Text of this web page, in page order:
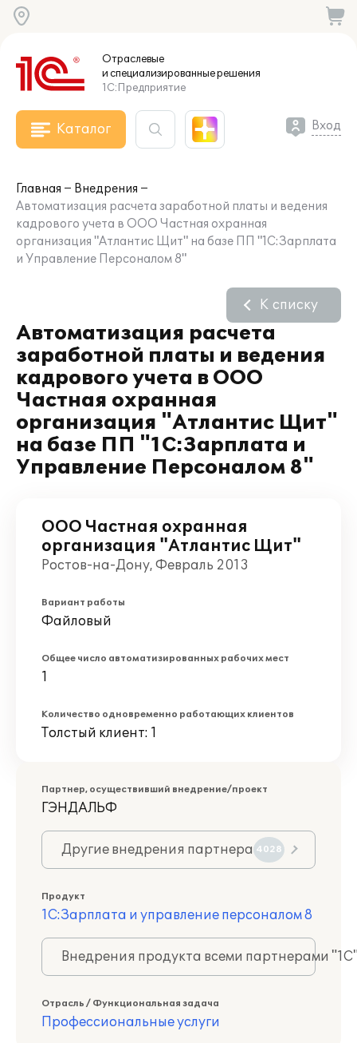
Отраслевые
и специализированныерешения
1С:Предприятие
Каталог Вход
Главная
Внедрения
Автоматизация расчета заработной платы и ведения
кадрового учета в ООО Частная охранная
организация "Атлантис Щит" на базе ПП "1С:Зарплата
и Управление Персоналом 8"
Автоматизация расчета
заработной платы и ведения
кадрового учета в ООО
Частная охранная
организация "Атлантис Щит"
на базе ПП "1С:Зарплата и
Управление Персоналом 8"
К списку
ООО Частная охранная
организация "Атлантис Щит"
Ростов-на-Дону, Февраль 2013
Вариант работы
Файловый
Общее число автоматизированных рабочих мест
1
Количество одновременно работающих клиентов
Толстый клиент: 1
Партнер, осуществивший внедрение/проект
ГЭНДАЛЬФ
Другие внедрения партнера 4028
Продукт
1С:Зарплата и управление персоналом 8
Внедрения продукта всеми партнерами
Отрасль / Функциональная задача
Профессиональные услуги